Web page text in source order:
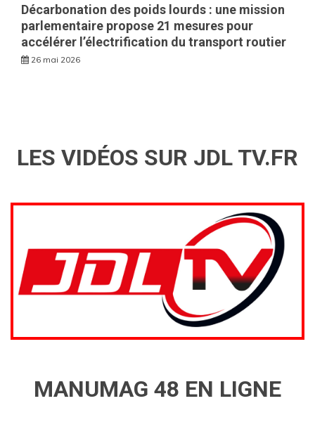
Décarbonation des poids lourds : une mission
parlementaire propose 21 mesures pour
accélérer l’électrification du transport routier
26 mai 2026
LES VIDÉOS SUR JDL TV.FR
MANUMAG 48 EN LIGNE